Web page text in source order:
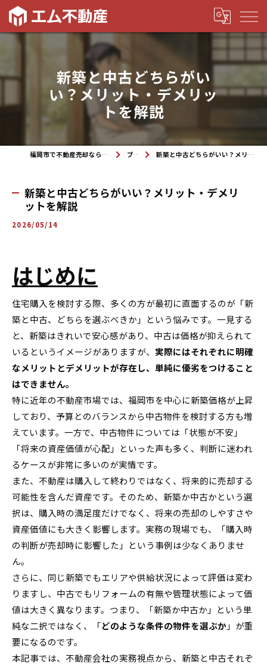
新築と中古どちらがい
い？メリット・デメリッ
トを解説
福岡市で不動産売却なら株式会社エム不動産 ブログ 新築と中古どちらがいい？メリット・デメリットを解説
新築と中古どちらがいい？メリット・デメリ
ットを解説
2026/05/14
はじめに
住宅購入を検討する際、多くの方が最初に直面するのが「新
築と中古、どちらを選ぶべきか」という悩みです。一見する
と、新築はきれいで安心感があり、中古は価格が抑えられて
いるというイメージがありますが、 実際にはそれぞれに明確
なメリットとデメリットが存在し、単純に優劣をつけること
はできません。
特に近年の不動産市場では、福岡市を中心に新築価格が上昇
しており、予算とのバランスから中古物件を検討する方も増
えています。一方で、中古物件については「状態が不安」
「将来の資産価値が心配」といった声も多く、判断に迷われ
るケースが非常に多いのが実情です。
また、不動産は購入して終わりではなく、将来的に売却する
可能性を含んだ資産です。そのため、新築か中古かという選
択は、購入時の満足度だけでなく、将来の売却のしやすさや
資産価値にも大きく影響します。実務の現場でも、「購入時
の判断が売却時に影響した」という事例は少なくありませ
ん。
さらに、同じ新築でもエリアや供給状況によって評価は変わ
りますし、中古でもリフォームの有無や管理状態によって価
値は大きく異なります。つまり、「新築か中古か」という単
純な二択ではなく、「どのような条件の物件を選ぶか」が重
要になるのです。
本記事では、不動産会社の実務視点から、新築と中古それぞ